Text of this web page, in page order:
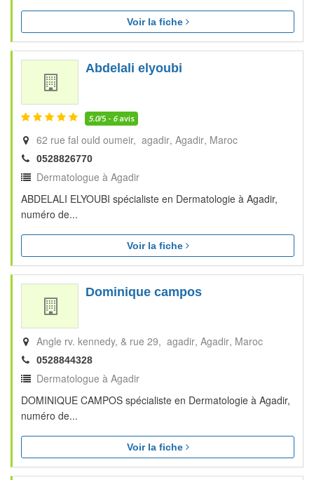
Voir la fiche
Abdelali elyoubi
5.0/5 - 6avis
62 rue fal ould oumeir, agadir Agadir Maroc
0528826770
Dermatologue à Agadir
ABDELALI ELYOUBI spécialiste en Dermatologie à Agadir,
numéro de...
Voir la fiche
Dominique campos
Angle rv. kennedy, & rue 29, agadir Agadir Maroc
0528844328
Dermatologue à Agadir
DOMINIQUE CAMPOS spécialiste en Dermatologie à Agadir,
numéro de...
Voir la fiche